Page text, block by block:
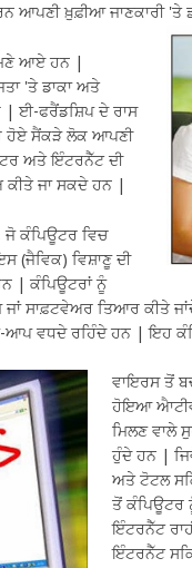
ਆਪਣੀ ਖ਼ੁਫ਼ੀਆ ਜਾਣਕਾਰੀ 'ਤੇ
ਆਏ ਹਨ |
'ਤੇ ਡਾਕਾ ਅਤੇ
| ਈ-ਫਰੈਂਡਸ਼ਿਪ ਦੇ ਰਾਸ
ਹੋਏ ਸੈਂਕੜੇ ਲੋਕ ਆਪਣੀ
ਅਤੇ ਇੰਟਰਨੈੱਟ ਦੀ
ਜਾ ਸਕਦੇ ਹਨ |
ਜੋ ਕੰਪਿਊਟਰ ਵਿਚ
(ਜੈਵਿਕ) ਵਿਸ਼ਾਣੂ ਦੀ
| ਕੰਪਿਊਟਰਾਂ ਨੂੰ
ਸਾਫ਼ਟਵੇਅਰ ਤਿਆਰ ਕੀਤੇ
ਵਧਦੇ ਰਹਿੰਦੇ ਹਨ | ਇਹ
ਵਾਇਰਸ ਤੋਂ
ਹੋਇਆ
ਮਿਲਣ ਵਾਲੇ
ਹੁੰਦੇ ਹਨ |
ਅਤੇ ਟੋਟਲ
ਤੋਂ ਕੰਪਿਊਟਰ
ਇੰਟਰਨੈੱਟ
ਇੰਟਰਨੈੱਟ